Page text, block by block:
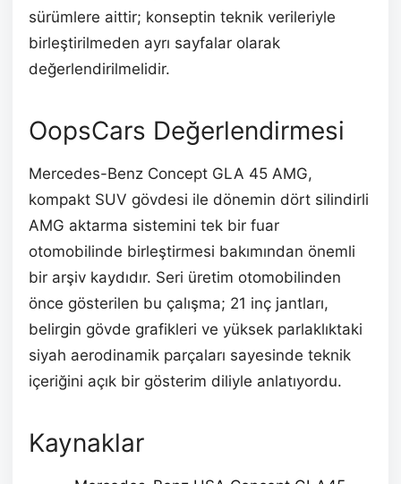
sürümlere aittir; konseptin teknik verileriyle
birleştirilmeden ayrı sayfalar olarak
değerlendirilmelidir.
OopsCars Değerlendirmesi
Mercedes-Benz Concept GLA 45 AMG,
kompakt SUV gövdesi ile dönemin dört silindirli
AMG aktarma sistemini tek bir fuar
otomobilinde birleştirmesi bakımından önemli
bir arşiv kaydıdır. Seri üretim otomobilinden
önce gösterilen bu çalışma; 21 inç jantları,
belirgin gövde grafikleri ve yüksek parlaklıktaki
siyah aerodinamik parçaları sayesinde teknik
içeriğini açık bir gösterim diliyle anlatıyordu.
Kaynaklar